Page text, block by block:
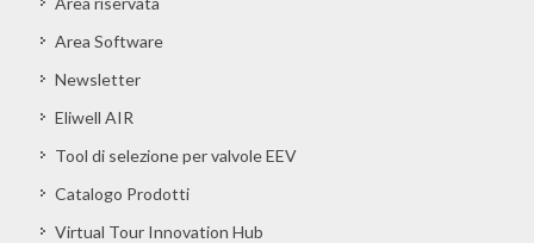
Area Software
Newsletter
Eliwell AIR
Tool di selezione per valvole EEV
Catalogo Prodotti
Virtual Tour Innovation Hub